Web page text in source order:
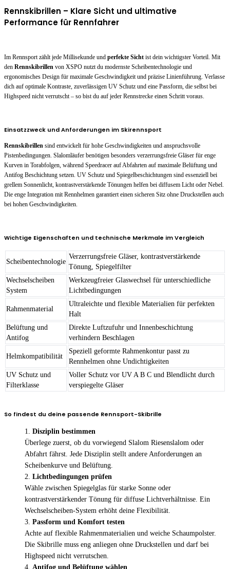
Rennskibrillen – Klare Sicht und ultimative
Performance für Rennfahrer
Im Rennsport zählt jede Millisekunde und perfekte Sicht ist dein wichtigster Vorteil. Mit
den Rennskibrillen von XSPO nutzt du modernste Scheibentechnologie und
ergonomisches Design für maximale Geschwindigkeit und präzise Linienführung. Verlasse
dich auf optimale Kontraste, zuverlässigen UV Schutz und eine Passform, die selbst bei
Highspeed nicht verrutscht – so bist du auf jeder Rennstrecke einen Schritt voraus.
Einsatzzweck und Anforderungen im Skirennsport
Rennskibrillen sind entwickelt für hohe Geschwindigkeiten und anspruchsvolle
Pistenbedingungen. Slalomläufer benötigen besonders verzerrungsfreie Gläser für enge
Kurven in Torabfolgen, während Speedracer auf Abfahrten auf maximale Belüftung und
Antifog Beschichtung setzen. UV Schutz und Spiegelbeschichtungen sind essenziell bei
grellem Sonnenlicht, kontrastverstärkende Tönungen helfen bei diffusem Licht oder Nebel.
Die enge Integration mit Rennhelmen garantiert einen sicheren Sitz ohne Druckstellen auch
bei hohen Geschwindigkeiten.
Wichtige Eigenschaften und technische Merkmale im Vergleich
Scheibentechnologie
Verzerrungsfreie Gläser, kontrastverstärkende
Tönung, Spiegelfilter
Wechselscheiben
System
Werkzeugfreier Glaswechsel für unterschiedliche
Lichtbedingungen
Rahmenmaterial
Ultraleichte und flexible Materialien für perfekten
Halt
Belüftung und
Antifog
Direkte Luftzufuhr und Innenbeschichtung
verhindern Beschlagen
Helmkompatibilität
Speziell geformte Rahmenkontur passt zu
Rennhelmen ohne Undichtigkeiten
UV Schutz und
Filterklasse
Voller Schutz vor UV A B C und Blendlicht durch
verspiegelte Gläser
So findest du deine passende Rennsport-Skibrille
Disziplin bestimmen
Überlege zuerst, ob du vorwiegend Slalom Riesenslalom oder
Abfahrt fährst. Jede Disziplin stellt andere Anforderungen an
Scheibenkurve und Belüftung.
Lichtbedingungen prüfen
Wähle zwischen Spiegelglas für starke Sonne oder
kontrastverstärkender Tönung für diffuse Lichtverhältnisse. Ein
Wechselscheiben-System erhöht deine Flexibilität.
Passform und Komfort testen
Achte auf flexible Rahmenmaterialien und weiche Schaumpolster.
Die Skibrille muss eng anliegen ohne Druckstellen und darf bei
Highspeed nicht verrutschen.
Antifog und Belüftung wählen